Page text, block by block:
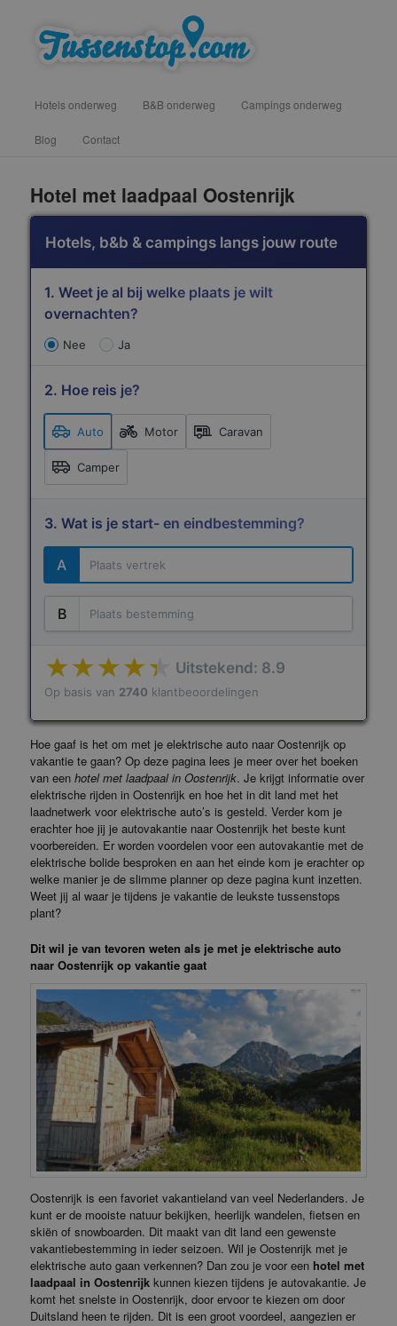
vind hotels, campings en b&b onderweg voor een tussenstop
Hotels onderweg B&B onderweg Campings onderweg
Blog Contact
Hotel met laadpaal Oostenrijk
Hotels, b&b & campings langs jouw route
1. Weet je al bij welke plaats je wilt
overnachten?
Nee Ja
2. Hoe reis je?
Auto Motor Caravan
Camper
3. Wat is je start- en eindbestemming?
A
B
Uitstekend: 8.9
Op basis van 2740 klantbeoordelingen
Hoe gaaf is het om met je elektrische auto naar Oostenrijk op
vakantie te gaan? Op deze pagina lees je meer over het boeken
van eenhotel met laadpaal in Oostenrijk. Je krijgt informatie over
elektrische rijden in Oostenrijk en hoe het in dit land met het
laadnetwerk voor elektrische auto’s is gesteld. Verder kom je
erachter hoe jij je autovakantie naar Oostenrijk het beste kunt
voorbereiden. Er worden voordelen voor een autovakantie met de
elektrische bolide besproken en aan het einde kom je erachter op
welke manier je de slimme planner op deze pagina kunt inzetten.
Weet jij al waar je tijdens je vakantie de leukste tussenstops
plant?
Dit wil je van tevoren weten als je met je elektrische auto
naar Oostenrijk op vakantie gaat
Oostenrijk is een favoriet vakantieland van veel Nederlanders. Je
kunt er de mooiste natuur bekijken, heerlijk wandelen, fietsen en
skiën of snowboarden. Dit maakt van dit land een gewenste
vakantiebestemming in ieder seizoen. Wil je Oostenrijk met je
elektrische auto gaan verkennen? Dan zou je voor een hotel met
laadpaal in Oostenrijk kunnen kiezen tijdens je autovakantie. Je
komt het snelste in Oostenrijk, door ervoor te kiezen om door
Duitsland heen te rijden. Dit is een groot voordeel, aangezien er